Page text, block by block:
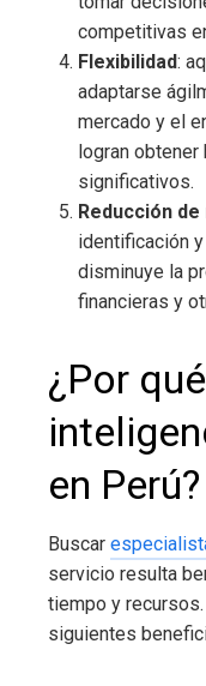
competitivas
Flexibilidad:
adaptarse
mercado y el
logran
significativos.
Reducción
identificación
disminuye la
financieras y
¿Por
en Perú?
Buscar
servicio resulta
tiempo y
siguientes